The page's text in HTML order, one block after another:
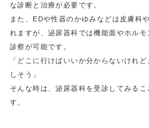
な診断と治療が必要です。
また、EDや性器のかゆみなどは皮膚科
れますが、泌尿器科では機能面やホルモ
診察が可能です。
「どこに行けばいいか分からないけれ
しそう」
そんな時は、泌尿器科を受診してみるこ
す。